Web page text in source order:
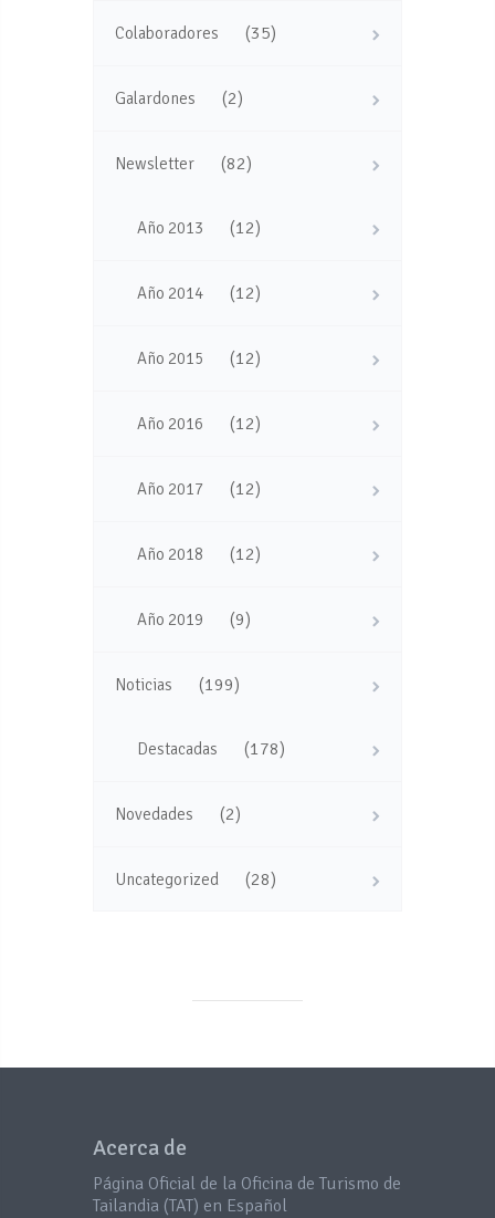
Colaboradores (35)
Galardones (2)
Newsletter (82)
Año 2013 (12)
Año 2014 (12)
Año 2015 (12)
Año 2016 (12)
Año 2017 (12)
Año 2018 (12)
Año 2019 (9)
Noticias (199)
Destacadas (178)
Novedades (2)
Uncategorized (28)
Acerca de
Página Oficial de la Oficina de Turismo de
Tailandia (TAT) en Español